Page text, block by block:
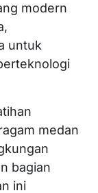
modern
untuk
medan
bagian
ini